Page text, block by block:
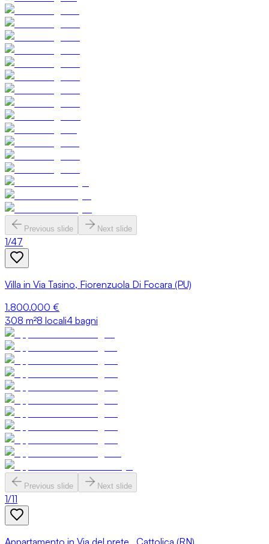
Previous slide Next slide
1/47
Villa in Via Tasino, Fiorenzuola Di Focara (PU)
1.800.000 €
308 m²8 locali4 bagni
Previous slide Next slide
1/11